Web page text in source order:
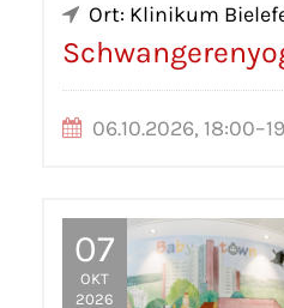
Ort: Klinikum
06.10.2026,
07
OKT
2026